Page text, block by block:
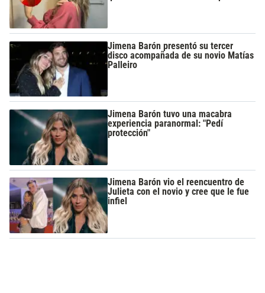
Jimena Barón presentó su tercer
disco acompañada de su novio Matías
Palleiro
Jimena Barón tuvo una macabra
experiencia paranormal: "Pedí
protección"
Jimena Barón vio el reencuentro de
Julieta con el novio y cree que le fue
infiel